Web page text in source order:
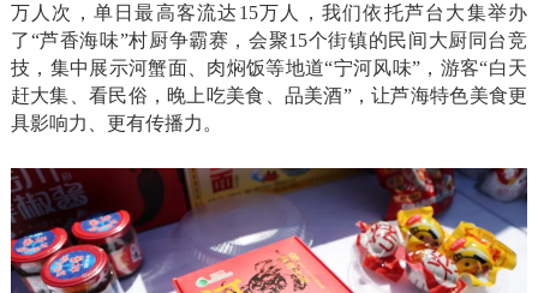
万人次，单日最高客流达15万人，我们依托芦台大集举办
了“芦香海味”村厨争霸赛，会聚15个街镇的民间大厨同台竞
技，集中展示河蟹面、肉焖饭等地道“宁河风味”，游客“白天
赶大集、看民俗，晚上吃美食、品美酒”，让芦海特色美食更
具影响力、更有传播力。